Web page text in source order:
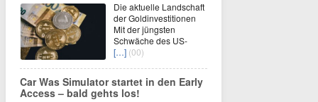
Die aktuelle Landschaft
der Goldinvestitionen
Mit der jüngsten
Schwäche des US-
[…] (00)
Car Was Simulator startet in den Early
Access – bald gehts los!